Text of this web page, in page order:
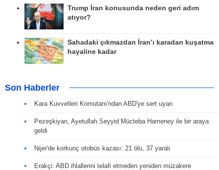
Trump İran konusunda neden geri adım
atıyor?
Sahadaki çıkmazdan İran’ı karadan kuşatma
hayaline kadar
Son Haberler
Kara Kuvvetleri Komutanı'ndan ABD'ye sert uyarı
Pezeşkiyan, Ayetullah Seyyid Mücteba Hameney ile bir araya
geldi
Nijer'de korkunç otobüs kazası: 21 ölü, 37 yaralı
Erakçi: ABD ihlallerini telafi etmeden yeniden müzakere